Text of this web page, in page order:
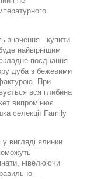
значення - купити
найвірнішим
поєднання
дуба з бежевими
При
вся глибина
випромінює
селекції Family
вигляді ялинки
нівелюючи